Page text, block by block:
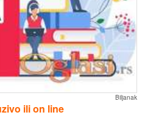
Biljanak
ili on line